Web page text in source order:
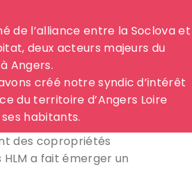
de l’alliance entre la Soclova et
deux acteurs majeurs du
Angers.
créé notre syndic d’intérêt
du territoire d’Angers Loire
habitants.
des copropriétés
HLM a fait émerger un